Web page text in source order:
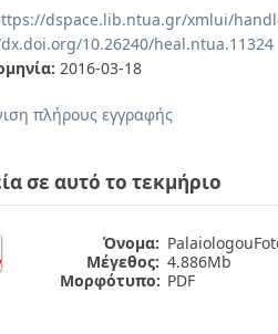
dspace.lib.ntua.gr/xmlui/
10.26240/heal.ntua.11324
2016-03-18
πλήρους εγγραφής
σε αυτό το τεκμήριο
Όνομα:
Μέγεθος: 4.886Mb
Μορφότυπο: PDF